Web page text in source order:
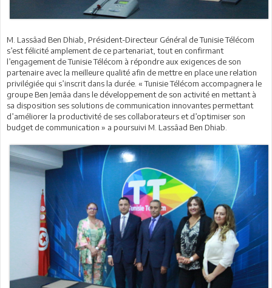
M. Lassâad Ben Dhiab, Président-Directeur Général de Tunisie Télécom
s’est félicité amplement de ce partenariat, tout en confirmant
l’engagement de Tunisie Télécom à répondre aux exigences de son
partenaire avec la meilleure qualité afin de mettre en place une relation
privilégiée qui s’inscrit dans la durée. « Tunisie Télécom accompagnera le
groupe Ben Jemâa dans le développement de son activité en mettant à
sa disposition ses solutions de communication innovantes permettant
d’améliorer la productivité de ses collaborateurs et d’optimiser son
budget de communication » a poursuivi M. Lassâad Ben Dhiab.